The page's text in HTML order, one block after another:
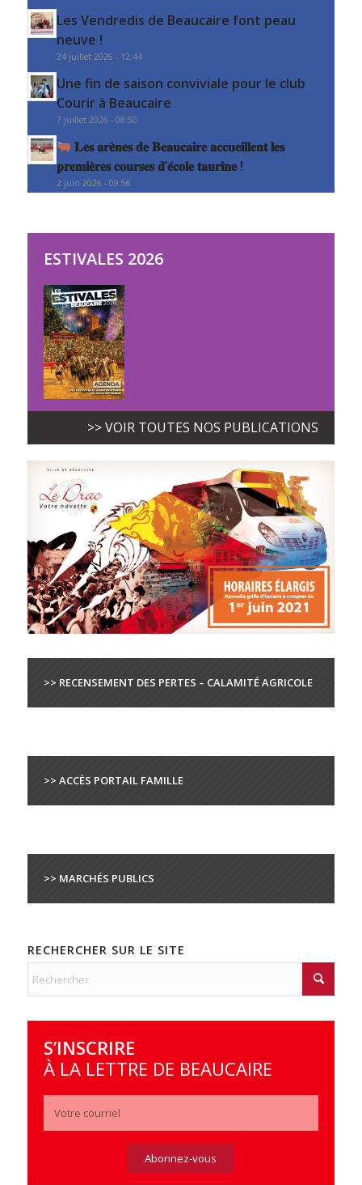
Les Vendredis de Beaucaire font peau
neuve !
24 juillet 2026 - 12:44
Une fin de saison conviviale pour le club
Courir à Beaucaire
7 juillet 2026 - 08:50
𝐋𝐞𝐬 𝐚𝐫𝐞̀𝐧𝐞𝐬 𝐝𝐞 𝐁𝐞𝐚𝐮𝐜𝐚𝐢𝐫𝐞 𝐚𝐜𝐜𝐮𝐞𝐢𝐥𝐥𝐞𝐧𝐭 𝐥𝐞𝐬
𝐩𝐫𝐞𝐦𝐢𝐞̀𝐫𝐞𝐬 𝐜𝐨𝐮𝐫𝐬𝐞𝐬 𝐝’𝐞́𝐜𝐨𝐥𝐞 𝐭𝐚𝐮𝐫𝐢𝐧𝐞 !
2 juin 2026 - 09:56
ESTIVALES 2026
>> VOIR TOUTES NOS PUBLICATIONS
>> RECENSEMENT DES PERTES – CALAMITÉ AGRICOLE
>> ACCÈS PORTAIL FAMILLE
>> MARCHÉS PUBLICS
RECHERCHER SUR LE SITE
S’INSCRIRE
À LA LETTRE DE BEAUCAIRE